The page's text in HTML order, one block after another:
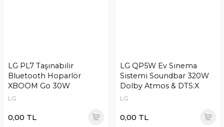
LG PL7 Taşınabilir
Bluetooth Hoparlör
XBOOM Go 30W
MERIDIAN Teknolojisi
LG
0,00 TL
LG QP5W Ev Sinema
Sistemi Soundbar 320W
Dolby Atmos & DTS:X
MERIDIAN Teknolojisi
LG
0,00 TL